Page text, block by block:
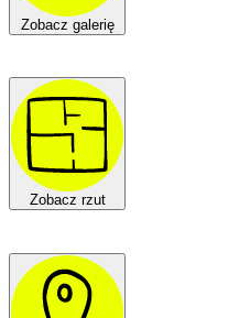
Zobacz galerię
Zobacz rzut